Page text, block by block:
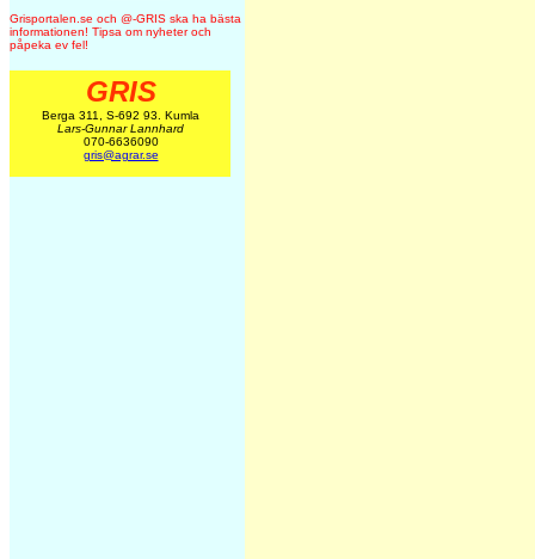
Grisportalen.se och @-GRIS ska ha bästa
informationen! Tipsa om nyheter och
påpeka ev fel!
GRIS
Berga 311, S-692 93. Kumla
Lars-Gunnar Lannhard
070-6636090
gris@agrar.se